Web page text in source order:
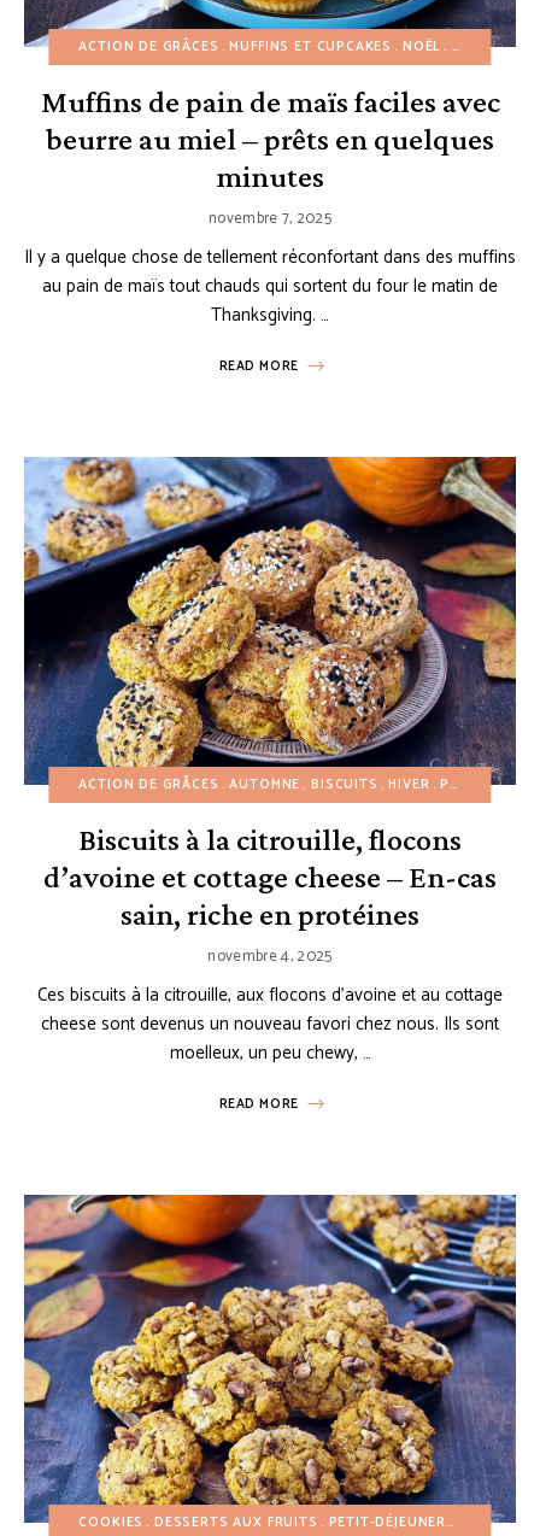
ACTION DE GRÂCES MUFFINS ET CUPCAKES NOËL PAINS
Muffins de pain de maïs faciles avec
beurre au miel – prêts en quelques
minutes
novembre 7, 2025
Il y a quelque chose de tellement réconfortant dans des muffins
au pain de maïs tout chauds qui sortent du four le matin de
Thanksgiving. …
READ MORE
ACTION DE GRÂCES AUTOMNE BISCUITS HIVER PETIT-DÉJEUNER
Biscuits à la citrouille, flocons
d’avoine et cottage cheese – En-cas
sain, riche en protéines
novembre 4, 2025
Ces biscuits à la citrouille, aux flocons d’avoine et au cottage
cheese sont devenus un nouveau favori chez nous. Ils sont
moelleux, un peu chewy, …
READ MORE
COOKIES DESSERTS AUX FRUITS PETIT-DÉJEUNER